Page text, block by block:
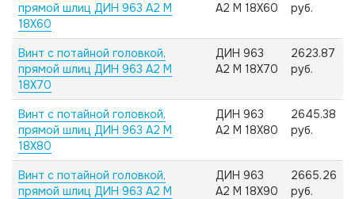
прямой шлиц ДИН 963 А2 M
18X60
А2 M 18X60
руб.
Винт с потайной головкой,
прямой шлиц ДИН 963 А2 M
18X70
ДИН 963
А2 M 18X70
2623.87
руб.
Винт с потайной головкой,
прямой шлиц ДИН 963 А2 M
18X80
ДИН 963
А2 M 18X80
2645.38
руб.
Винт с потайной головкой,
прямой шлиц ДИН 963 А2 M
ДИН 963
А2 M 18X90
2665.26
руб.